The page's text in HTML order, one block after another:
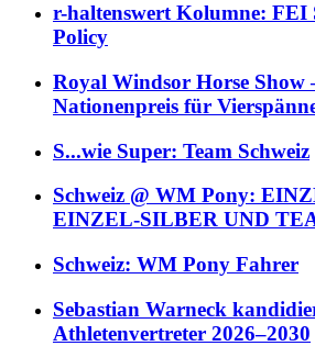
r-haltenswert Kolumne: FEI
Policy
Royal Windsor Horse Show
Nationenpreis für
S...wie Super: Team Schweiz
Schweiz @ WM Pony:
EINZEL-SILBER UND
Schweiz: WM Pony Fahrer
Sebastian Warneck
Athletenvertreter 2026–2030